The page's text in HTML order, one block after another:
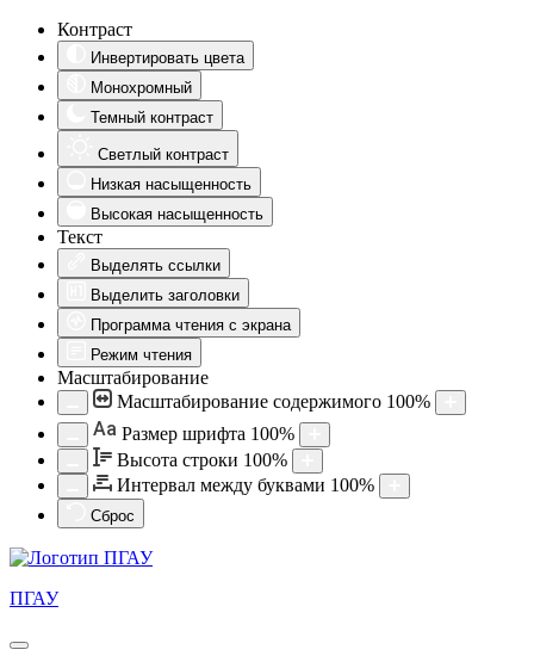
Контраст
Инвертировать цвета
Монохромный
Темный контраст
Светлый контраст
Низкая насыщенность
Высокая насыщенность
Текст
Выделять ссылки
Выделить заголовки
Программа чтения с экрана
Режим чтения
Масштабирование
Масштабирование содержимого 100%
Aa Размер шрифта 100%
Высота строки 100%
Интервал между буквами 100%
Сброс
ПГАУ